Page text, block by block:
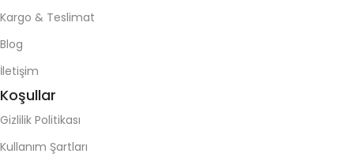
Kargo & Teslimat
Blog
İletişim
Koşullar
Gizlilik Politikası
Kullanım Şartları